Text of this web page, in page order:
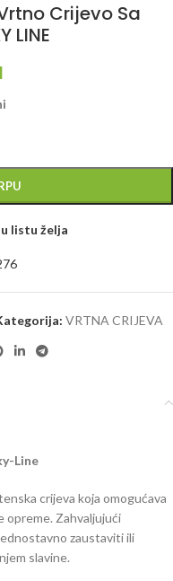
Crijevo Sa
LINE
listu želja
VRTNA CRIJEVA
Line
crijeva koja omogućava
opreme. Zahvaljujući
zaustaviti ili
slavine.